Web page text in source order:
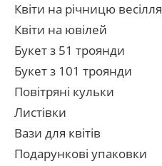
Квіти на річницю весілля
Квіти на ювілей
Букет з 51 троянди
Букет з 101 троянди
Повітряні кульки
Листівки
Вази для квітів
Подарункові упаковки